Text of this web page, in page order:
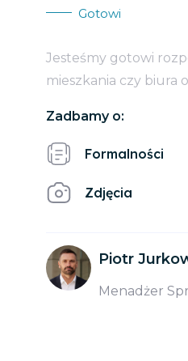
Gotowi
Jesteśmy gotowi
mieszkania czy biura
Zadbamy o:
Formalności
Zdjęcia
Piotr
Menadżer